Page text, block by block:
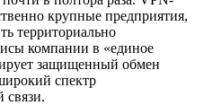
крупные предприятия,
территориально
компании в «единое
защищенный обмен
спектр
связи.